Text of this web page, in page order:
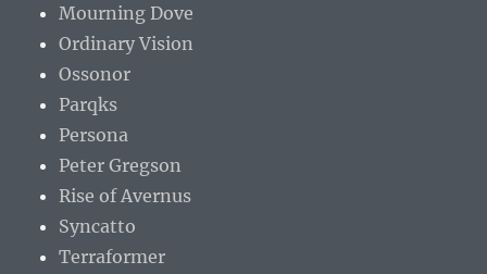
Mourning Dove
Ordinary Vision
Ossonor
Parqks
Persona
Peter Gregson
Rise of Avernus
Syncatto
Terraformer